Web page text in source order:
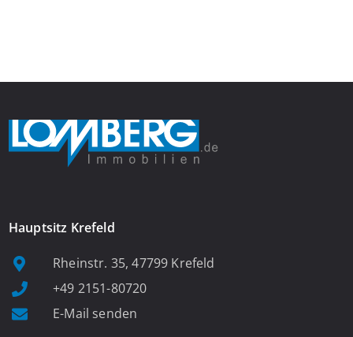
Hauptsitz Krefeld
Rheinstr. 35, 47799 Krefeld
+49 2151-80720
E-Mail senden